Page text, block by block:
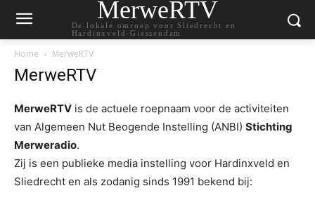
MerweRTV
De lokale omroep voor Sliedrecht en
Hardinxveld-Giessendam
Home MerweRTV
MerweRTV
MerweRTV is de actuele roepnaam voor de activiteiten
van Algemeen Nut Beogende Instelling (ANBI) Stichting
Merweradio.
Zij is een publieke media instelling voor Hardinxveld en
Sliedrecht en als zodanig sinds 1991 bekend bij: